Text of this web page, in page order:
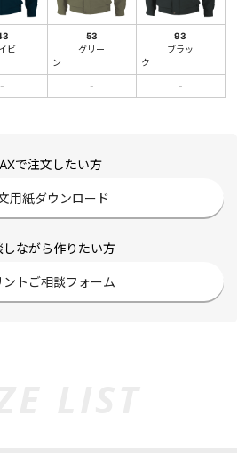
ビ
-
53
グリー
-
93
ブラッ
-
で注文したい方
用紙ダウンロード
しながら作りたい方
ントご相談フォーム